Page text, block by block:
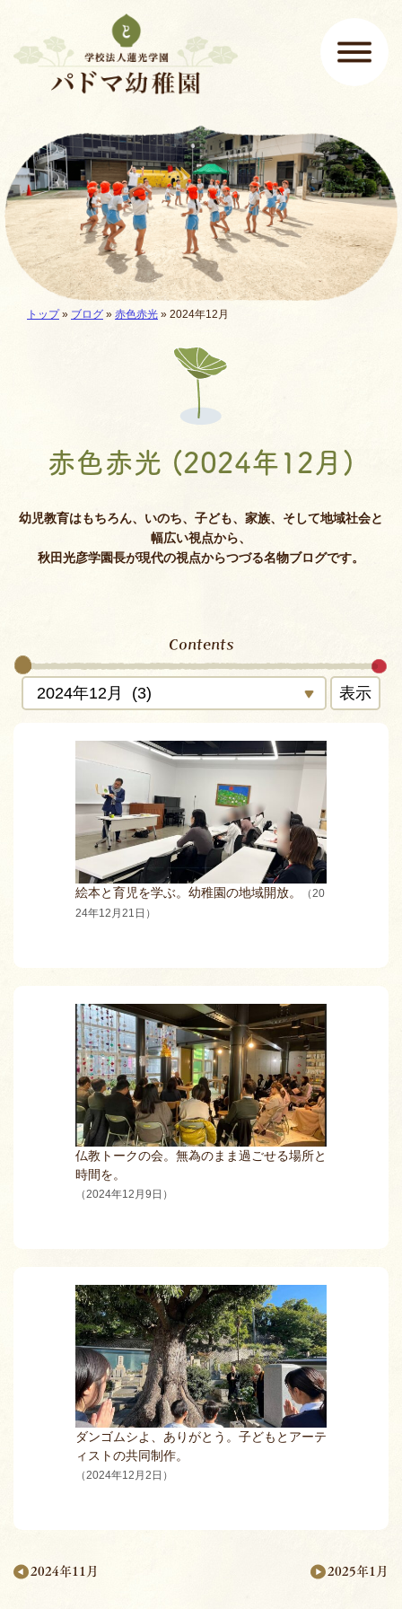
メインメニュー
ここから本文です。
現在地:
トップ» ブログ » 赤色赤光 » 2024年12月
赤色赤光 (2024年12月)
幼児教育はもちろん、いのち、子ども、家族、そして地域社会と
幅広い視点から、
秋田光彦学園長が現代の視点からつづる名物ブログです。
Contents
表示
絵本と育児を学ぶ。幼稚園の地域開放。
（20
24年12月21日）
仏教トークの会。無為のまま過ごせる場所と
時間を。
（2024年12月9日）
ダンゴムシよ、ありがとう。子どもとアーテ
ィストの共同制作。
（2024年12月2日）
2024年11月 2025年1月